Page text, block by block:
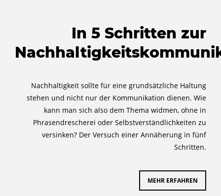
In 5 Schritten zur
Nachhaltigkeit sollte für eine grundsätzliche Haltung
stehen und nicht nur der Kommunikation dienen. Wie
kann man sich also dem Thema widmen, ohne in
Phrasendrescherei oder Selbstverständlichkeiten zu
versinken? Der Versuch einer Annäherung in fünf
Schritten.
MEHR ERFAHREN